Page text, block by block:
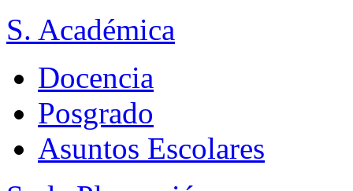
S. Académica
Docencia
Posgrado
Asuntos Escolares